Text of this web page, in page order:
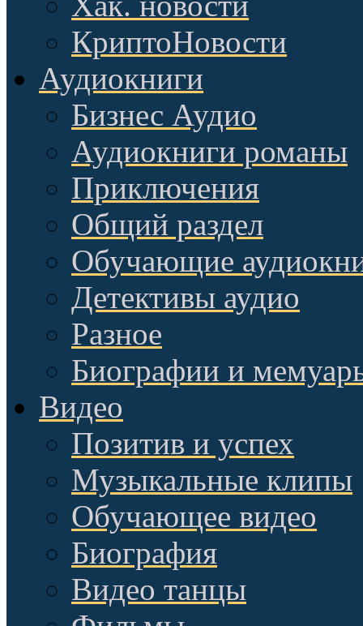
КриптоНовости
Аудиокниги
Бизнес Аудио
Аудиокниги романы
Приключения
Общий раздел
Обучающие
Детективы аудио
Разное
Биографии и
Видео
Позитив и успех
Музыкальные клипы
Обучающее видео
Биография
Видео танцы